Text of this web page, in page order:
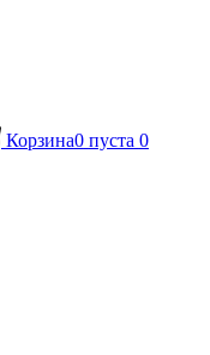
Корзина0 пуста 0